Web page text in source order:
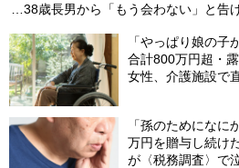
…38歳長男から「もう会わない」と告
「やっぱり娘の
合計800万円超・
女性、介護施設で
「孫のためにな
万円を贈与し続け
が〈税務調査〉で